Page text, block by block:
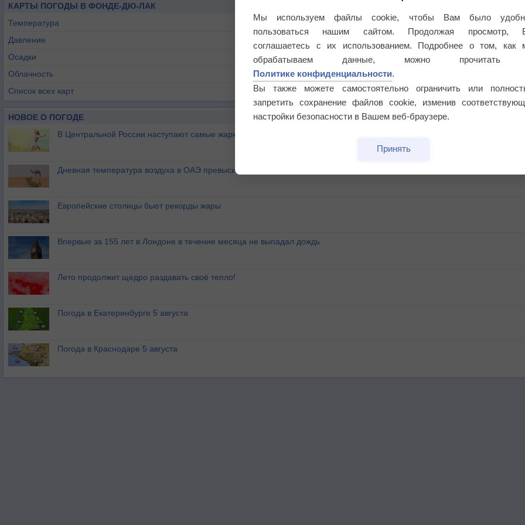
КАРТЫ ПОГОДЫ В ФОНДЕ-ДЮ-ЛАК
Температура
Давление
Осадки
Облачность
Список всех карт
НОВОЕ О ПОГОДЕ
В Центральной России наступают самые жаркие дни этого лета
Дневная температура воздуха в ОАЭ превысила +51°
Европейские столицы бьют рекорды жары
Впервые за 155 лет в Лондоне в течение месяца не выпадал дождь
Лето продолжит щедро раздавать своё тепло!
Погода в Екатеринбурге 5 августа
Погода в Краснодаре 5 августа
Мы используем файлы cookie, чтобы Вам было
пользоваться нашим сайтом. Продолжая просмотр,
соглашаетесь с их использованием. Подробнее о том, как
обрабатываем данные, можно прочитать
Политике конфиденциальности.
Вы также можете самостоятельно ограничить или
запретить сохранение файлов cookie, изменив
настройки безопасности в Вашем веб-браузере.
Принять